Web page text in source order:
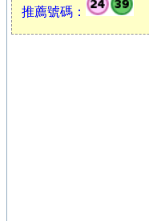
推薦號碼：